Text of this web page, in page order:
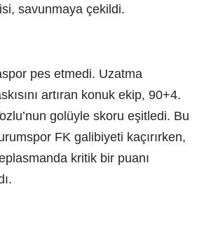
savunmaya çekildi.
pes etmedi. Uzatma
artıran konuk ekip, 90+4.
golüyle skoru eşitledi. Bu
FK galibiyeti kaçırırken,
kritik bir puanı